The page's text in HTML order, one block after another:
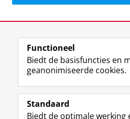
View this page in:
Volg ons op
Functioneel
Biedt de basisfuncties en
geanonimiseerde cookies.
Standaard
Biedt de optimale werking